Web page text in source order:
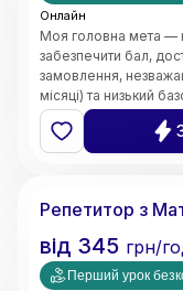
Онлайн
Моя головна мета —
забезпечити бал,
замовлення,
місяці) та низький
Швидке відновлення
Репетитор з
від 345 грн/
Перший урок